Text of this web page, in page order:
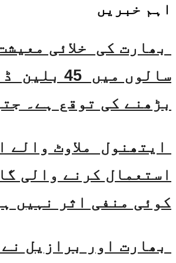
اہم خبریں
سالوں میں 45
بڑھنے کی توقع ہے۔
ایتھنول ملاوٹ والے
استعمال کرنے والی
کوئی منفی اثر نہیں
بھارت اور برازیل